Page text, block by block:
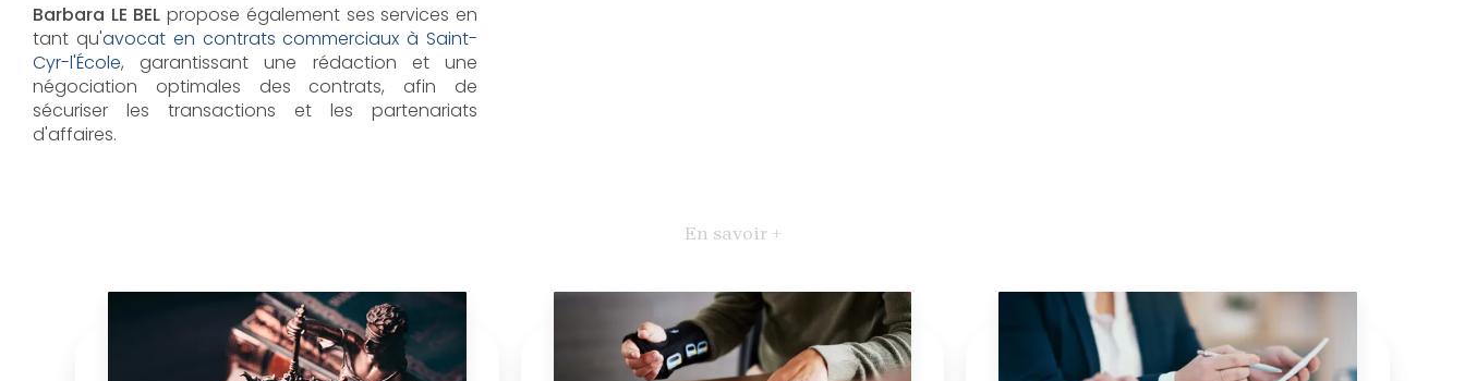
Barbara LE BEL propose également ses services en
tant qu'avocat en contrats commerciaux à Saint-
Cyr-l'École, garantissant une rédaction et une
négociation optimales des contrats, afin de
sécuriser les transactions et les partenariats
d'affaires.
En savoir +